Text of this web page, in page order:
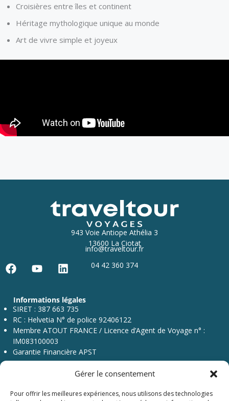
Gérer le consentement
Pour offrir les meilleures expériences, nous utilisons des technologies
Croisières entre îles et continent
Héritage mythologique unique au monde
Art de vivre simple et joyeux
943 Voie Antiope Athélia 3
13600 La Ciotat
info@traveltour.fr
04 42 360 374
F
c
e
b
o
o
k
u
t
u
b
e
L
n
k
e
d
n
Informations légales
SIRET : 387 663 735
RC : Helvetia N° de police 92406122
Membre ATOUT FRANCE / Licence d’Agent de Voyage n° :
IM083100003
Garantie Financière APST